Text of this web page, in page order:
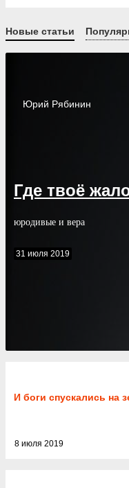
Новые статьи
Юрий Рябинин
Где твоё
юродивые и вера
31 июля 2019
И боги спускались на
8 июля 2019